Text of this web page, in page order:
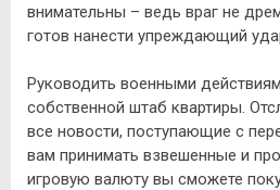
внимательны – ведь враг не
готов нанести упреждающий
Руководить военными
собственной штаб квартиры.
все новости, поступающие с
вам принимать взвешенные и
игровую валюту вы сможете